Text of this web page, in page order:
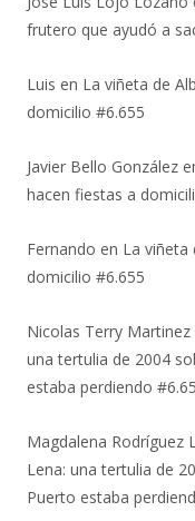
frutero que ayudó a
Luis en La viñeta de
domicilio #6.655
Javier Bello González
hacen fiestas a
Fernando en La viñeta
domicilio #6.655
Nicolas Terry Martinez
una tertulia de 2004
estaba perdiendo
Magdalena Rodríguez
Lena: una tertulia de
Puerto estaba